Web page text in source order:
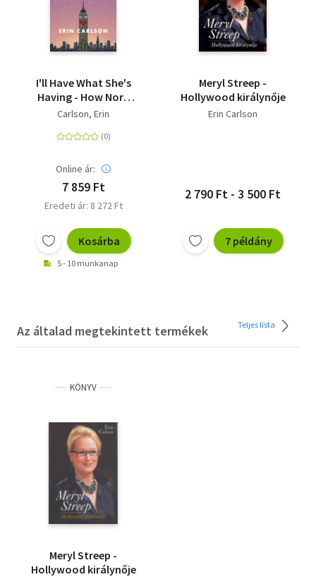
I'll Have What She's
Having - How Nora
Ephron's Three Iconic
Romantic Comedy
Carlson, Erin
Online ár:
7 859 Ft
Eredeti ár: 8 272 Ft
Kosárba
5 - 10 munkanap
Meryl Streep -
Hollywood királynője
Erin Carlson
2 790 Ft - 3 500 Ft
7 példány
Az általad megtekintett termékek Teljes lista
KÖNYV
Meryl Streep -
Hollywood királynője